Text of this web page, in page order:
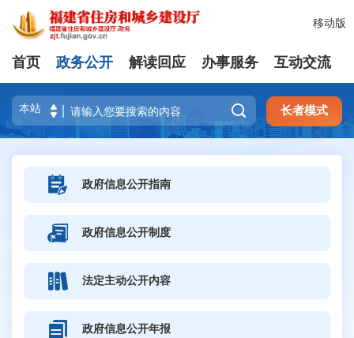
移动版
首页 政务公开 解读回应 办事服务 互动交流
 长者模式
政府信息公开指南
政府信息公开制度
法定主动公开内容
政府信息公开年报